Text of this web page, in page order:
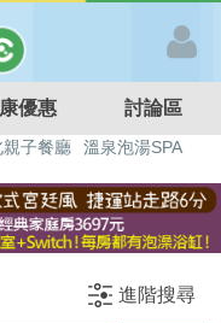
優惠 討論區
親子餐廳
溫泉泡湯SPA
進階搜尋